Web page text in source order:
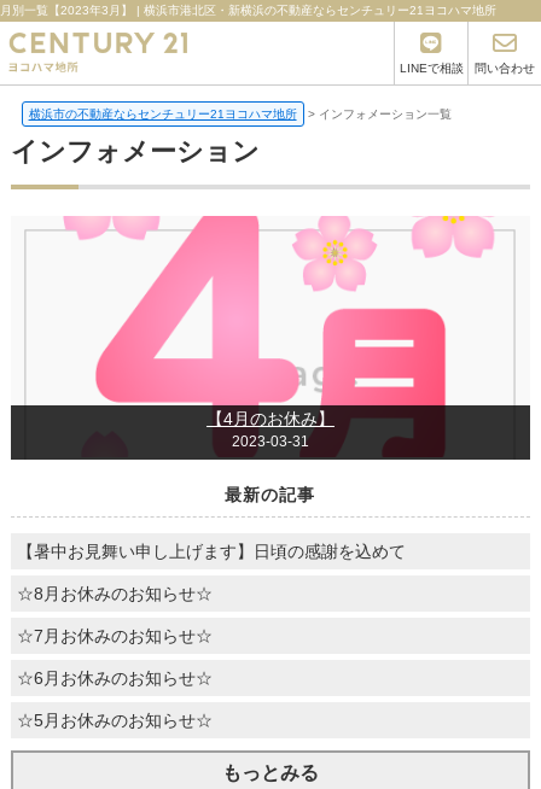
月別一覧【2023年3月】 | 横浜市港北区・新横浜の不動産ならセンチュリー21ヨコハマ地所
LINEで相談 問い合わせ
横浜市の不動産ならセンチュリー21ヨコハマ地所 > インフォメーション一覧
インフォメーション
【4月のお休み】
2023-03-31
最新の記事
【暑中お見舞い申し上げます】日頃の感謝を込めて
☆8月お休みのお知らせ☆
☆7月お休みのお知らせ☆
☆6月お休みのお知らせ☆
☆5月お休みのお知らせ☆
もっとみる